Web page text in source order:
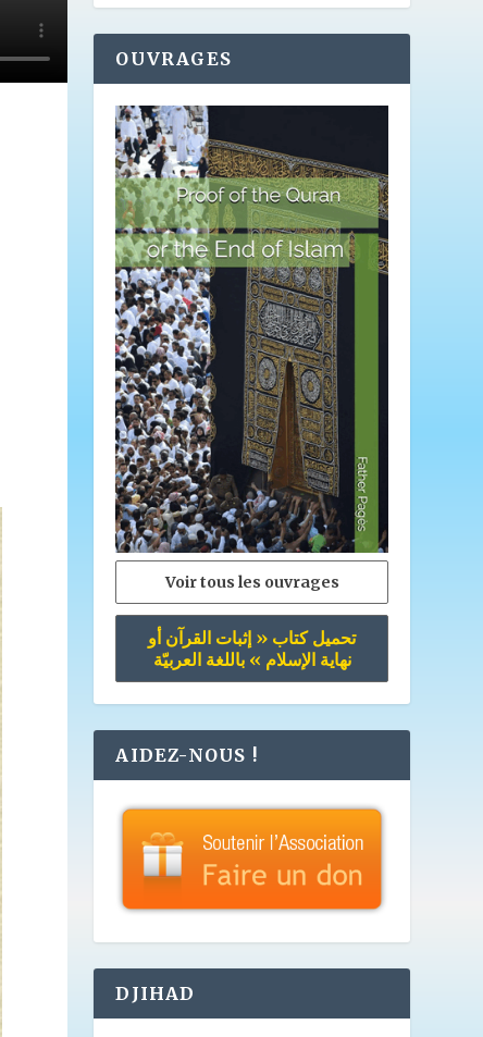
OUVRAGES
Voir tous les ouvrages
تحميل كتاب « إثبات القرآن أو
نهاية الإسلام » باللغة العربيّة
AIDEZ-NOUS !
DJIHAD